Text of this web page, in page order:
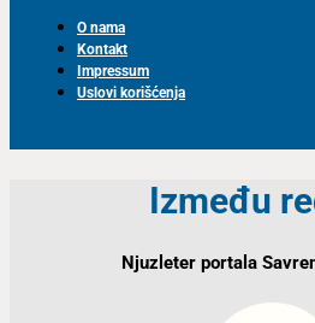
O nama
Kontakt
Impressum
Uslovi korišćenja
Između
Njuzleter portala